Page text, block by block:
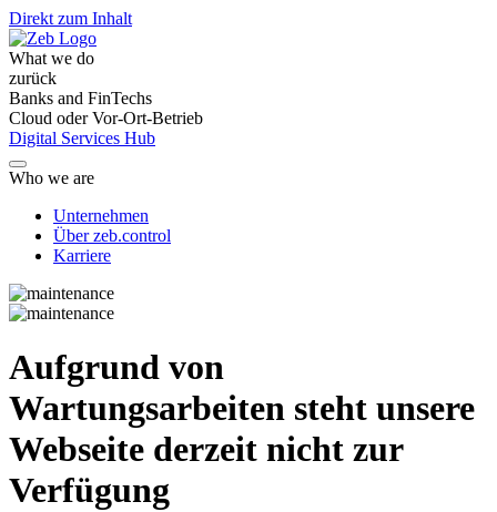
Direkt zum Inhalt
What we do
zurück
Banks and FinTechs
Cloud oder Vor-Ort-Betrieb
Digital Services Hub
Who we are
Unternehmen
Über zeb.control
Karriere
Aufgrund von
Wartungsarbeiten steht unsere
Webseite derzeit nicht zur
Verfügung